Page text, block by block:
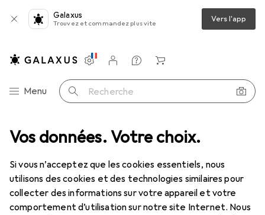
Vos données. Votre choix.
Si vous n’acceptez que les cookies essentiels, nous
utilisons des cookies et des technologies similaires pour
collecter des informations sur votre appareil et votre
comportement d’utilisation sur notre site Internet. Nous
Galaxus
Trouvez et commandez plus vite Vers l'app
Navigation par catégorie
Menu Recherche
Paramètres
Compte client
Listes de comparaison
Listes d'envies
Panier
Quincaillerie Quincaillerie pour meubles Poignée pour meuble
Poignée pour meuble
ProduitsForum